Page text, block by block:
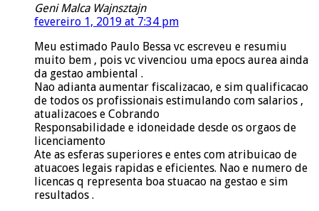
Geni Malca Wajnsztajn
fevereiro 1, 2019 at 7:34 pm
Meu estimado Paulo Bessa vc escreveu e resumiu
muito bem , pois vc vivenciou uma epocs aurea ainda
da gestao ambiental .
Nao adianta aumentar fiscalizacao, e sim qualificacao
de todos os profissionais estimulando com salarios ,
atualizacoes e Cobrando
Responsabilidade e idoneidade desde os orgaos de
licenciamento
Ate as esferas superiores e entes com atribuicao de
atuacoes legais rapidas e eficientes. Nao e numero de
licencas q representa boa stuacao na gestao e sim
resultados .